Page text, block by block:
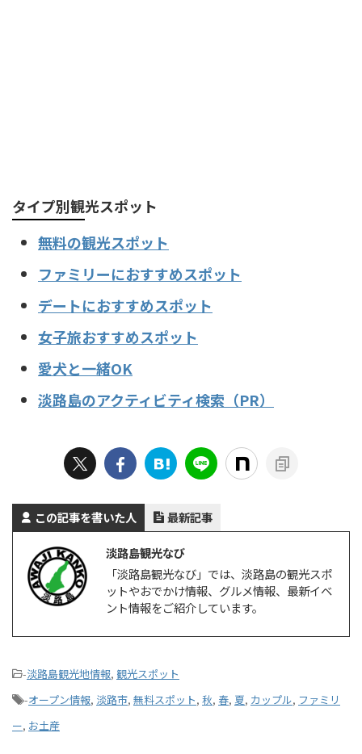
タイプ別観光スポット
無料の観光スポット
ファミリーにおすすめスポット
デートにおすすめスポット
女子旅おすすめスポット
愛犬と一緒OK
淡路島のアクティビティ検索（PR）
この記事を書いた人 最新記事
淡路島観光なび
「淡路島観光なび」では、淡路島の観光スポ
ットやおでかけ情報、グルメ情報、最新イベ
ント情報をご紹介しています。
-淡路島観光地情報, 観光スポット
-オープン情報, 淡路市, 無料スポット, 秋, 春, 夏, カップル, ファミリ
ー, お土産